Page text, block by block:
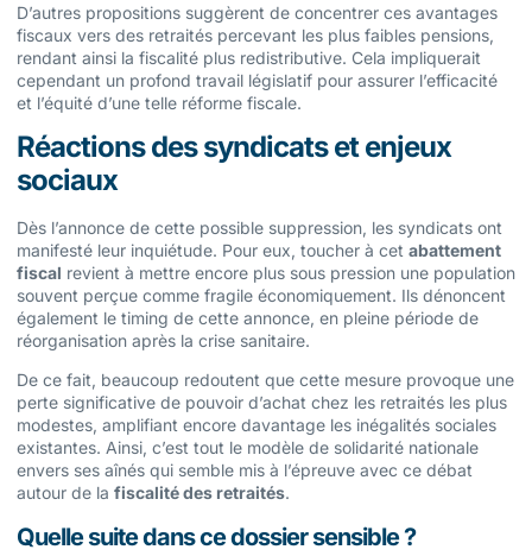
D’autres propositions suggèrent de concentrer ces avantages
fiscaux vers des retraités percevant les plus faibles pensions,
rendant ainsi la fiscalité plus redistributive. Cela impliquerait
cependant un profond travail législatif pour assurer l’efficacité
et l’équité d’une telle réforme fiscale.
Réactions des syndicats et enjeux
sociaux
Dès l’annonce de cette possible suppression, les syndicats ont
manifesté leur inquiétude. Pour eux, toucher à cet abattement
fiscal revient à mettre encore plus sous pression une population
souvent perçue comme fragile économiquement. Ils dénoncent
également le timing de cette annonce, en pleine période de
réorganisation après la crise sanitaire.
De ce fait, beaucoup redoutent que cette mesure provoque une
perte significative de pouvoir d’achat chez les retraités les plus
modestes, amplifiant encore davantage les inégalités sociales
existantes. Ainsi, c’est tout le modèle de solidarité nationale
envers ses aînés qui semble mis à l’épreuve avec ce débat
autour de la fiscalité des retraités.
Quelle suite dans ce dossier sensible ?